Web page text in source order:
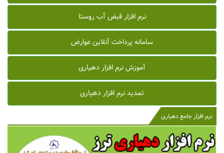
نرم افزار قبض آب روستا
سامانه پرداخت آنلاین عوارض
آموزش نرم افزار دهیاری
تمدید نرم افزار دهیاری
نرم افزار جامع دهیاری